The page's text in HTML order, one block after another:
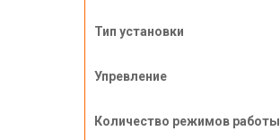
Тип установки
Упревление
Количество режимов работы